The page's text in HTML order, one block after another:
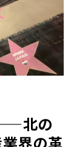
北の
界の革